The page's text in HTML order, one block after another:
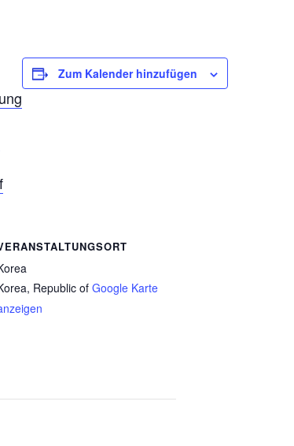
Zum Kalender hinzufügen
Republic of Google Karte